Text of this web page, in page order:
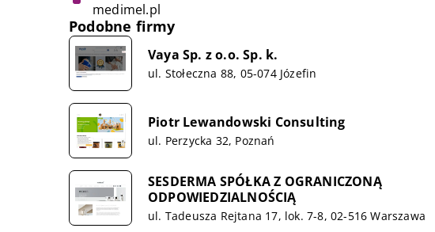
medimel.pl
Podobne firmy
Vaya Sp. z o.o. Sp. k.
ul. Stołeczna 88, 05-074 Józefin
Piotr Lewandowski Consulting
ul. Perzycka 32, Poznań
SESDERMA SPÓŁKA Z OGRANICZONĄ
ODPOWIEDZIALNOŚCIĄ
ul. Tadeusza Rejtana 17, lok. 7-8, 02-516 Warszawa